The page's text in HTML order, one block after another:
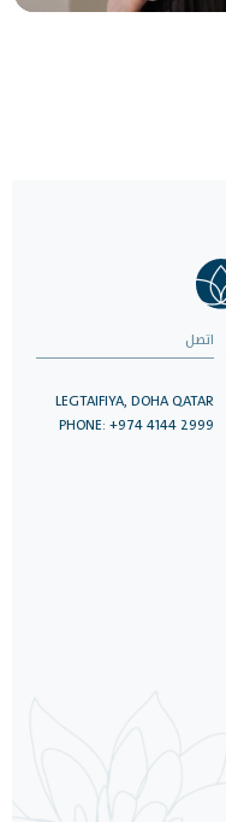
اتصل
LEGTAIFIYA, DOHA QATAR
PHONE: +974 4144 2999